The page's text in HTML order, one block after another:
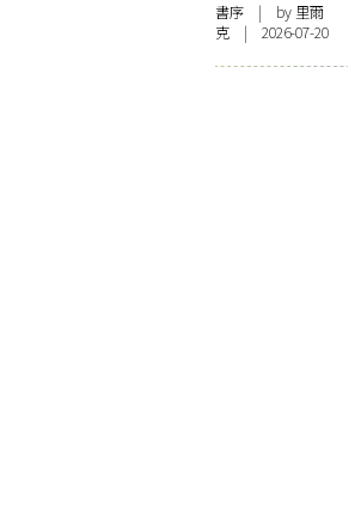
書序 | by 里爾
克 | 2026-07-20